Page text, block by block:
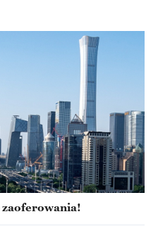
zaoferowania!